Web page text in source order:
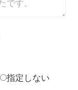
指定しない